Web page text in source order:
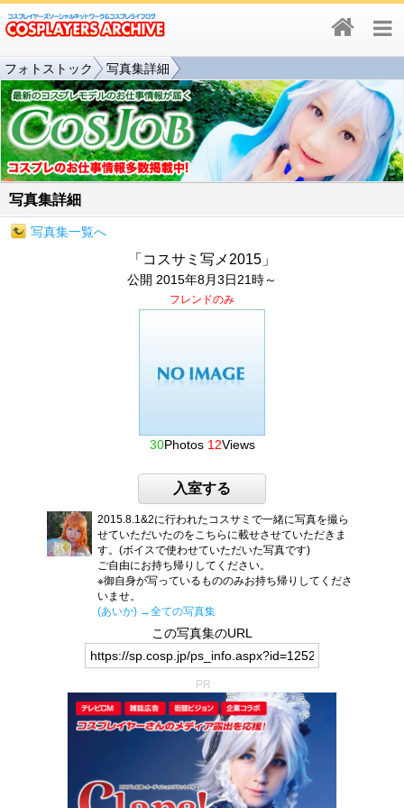
フォトストック 写真集詳細
写真集詳細
写真集一覧へ
「コスサミ写メ2015」
公開 2015年8月3日21時～
フレンドのみ
30Photos 12Views
入室する
2015.8.1&2に行われたコスサミで一緒に写真を撮ら
せていただいたのをこちらに載せさせていただきま
す。(ボイスで使わせていただいた写真です)
ご自由にお持ち帰りしてください。
※御自身が写っているもののみお持ち帰りしてくださ
いませ。
(あいか) →全ての写真集
この写真集のURL
PR